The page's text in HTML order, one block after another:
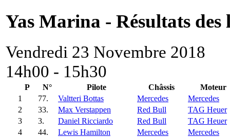
Yas Marina - Résultats des
Vendredi 23 Novembre 2018
14h00 - 15h30
P N° Pilote Châssis
Moteur
1
77. Valtteri Bottas Mercedes
Mercedes
2
33. Max Verstappen Red Bull
TAG Heuer
3
3. Daniel Ricciardo Red Bull
TAG Heuer
4
44. Lewis Hamilton Mercedes
Mercedes